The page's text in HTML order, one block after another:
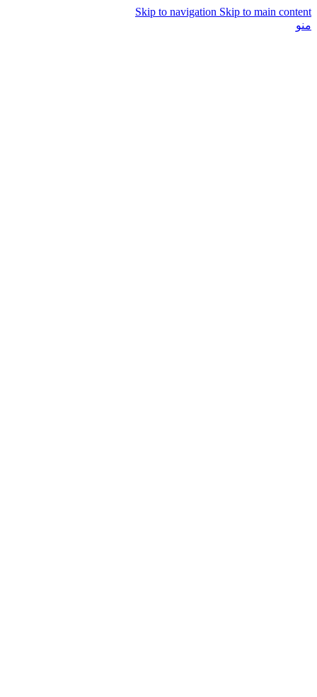
Skip to navigation Skip to main content
منو